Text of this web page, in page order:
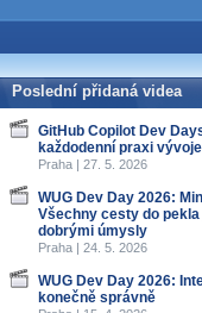
Poslední přidaná videa
GitHub Copilot Dev
každodenní praxi
Praha | 27. 5. 2026
WUG Dev Day 2026:
Všechny cesty do
dobrými úmysly
Praha | 24. 5. 2026
WUG Dev Day 2026:
konečně správně